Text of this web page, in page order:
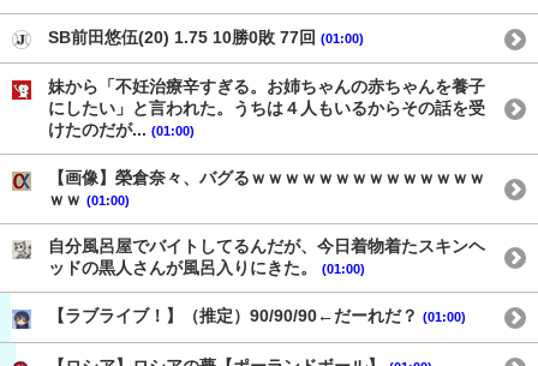
SB前田悠伍(20) 1.75 10勝0敗 77回 (01:00)
妹から「不妊治療辛すぎる。お姉ちゃんの赤ちゃんを養子
にしたい」と言われた。うちは４人もいるからその話を受
けたのだが... (01:00)
【画像】榮倉奈々、バグるｗｗｗｗｗｗｗｗｗｗｗｗｗｗ
ｗｗ (01:00)
自分風呂屋でバイトしてるんだが、今日着物着たスキンヘ
ッドの黒人さんが風呂入りにきた。
(01:00)
【ラブライブ！】（推定）90/90/90←だーれだ？ (01:00)